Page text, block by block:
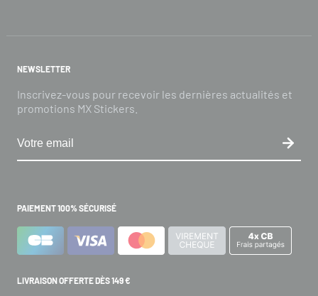
NEWSLETTER
Inscrivez-vous pour recevoir les dernières actualités et
promotions MX Stickers.
PAIEMENT 100% SÉCURISÉ
LIVRAISON OFFERTE DÈS 149 €